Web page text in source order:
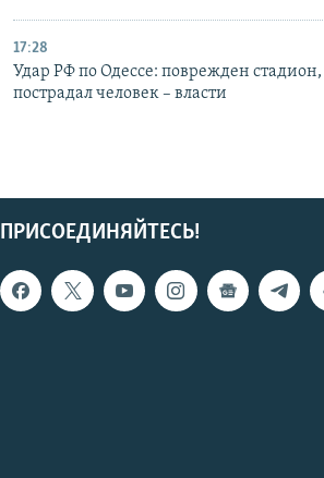
17:28
Удар РФ по Одессе: поврежден стадион,
пострадал человек – власти
ПРИСОЕДИНЯЙТЕСЬ!